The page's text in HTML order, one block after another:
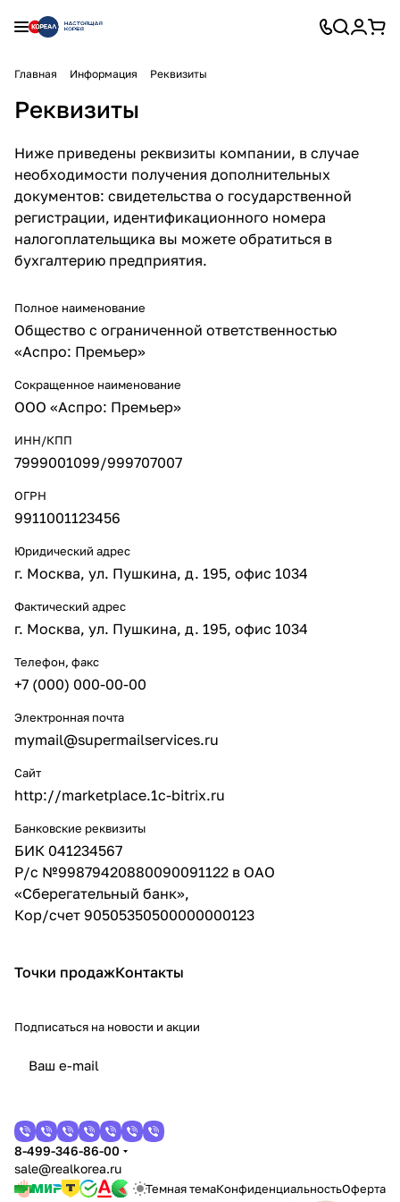
Главная Информация Реквизиты
Реквизиты
Ниже приведены реквизиты компании, в случае
необходимости получения дополнительных
документов: свидетельства о государственной
регистрации, идентификационного номера
налогоплательщика вы можете обратиться в
бухгалтерию предприятия.
Полное наименование
Общество с ограниченной ответственностью
«Аспро: Премьер»
Сокращенное наименование
ООО «Аспро: Премьер»
ИНН/КПП
7999001099/999707007
ОГРН
9911001123456
Юридический адрес
г. Москва, ул. Пушкина, д. 195, офис 1034
Фактический адрес
г. Москва, ул. Пушкина, д. 195, офис 1034
Телефон, факс
+7 (000) 000-00-00
Электронная почта
mymail@supermailservices.ru
Сайт
http://marketplace.1c-bitrix.ru
Банковские реквизиты
БИК 041234567
Р/с №99879420880090091122 в ОАО
«Сберегательный банк»,
Кор/счет 90505350500000000123
Точки продажКонтакты
Подписаться на новости и акции
8-499-346-86-00
sale@realkorea.ru
Темная темаКонфиденциальностьОферта